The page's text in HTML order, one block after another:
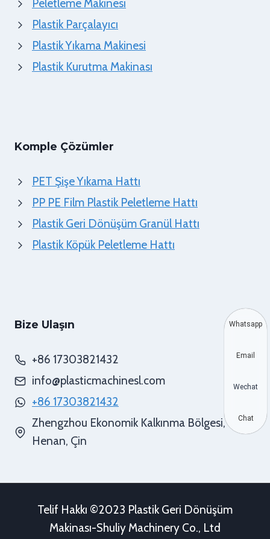
Peletleme Makinesi
Plastik Parçalayıcı
Plastik Yıkama Makinesi
Plastik Kurutma Makinası
Komple Çözümler
PET Şişe Yıkama Hattı
PP PE Film Plastik Peletleme Hattı
Plastik Geri Dönüşüm Granül Hattı
Plastik Köpük Peletleme Hattı
Bize Ulaşın
+86 17303821432
info@plasticmachinesl.com
+86 17303821432
Zhengzhou Ekonomik Kalkınma Bölgesi,
Henan, Çin
Telif Hakkı ©2023 Plastik Geri Dönüşüm
Makinası-Shuliy Machinery Co., Ltd
Whatsapp
Email
Wechat
Chat